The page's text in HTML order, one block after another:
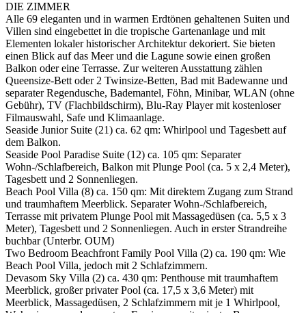
DIE ZIMMER
Alle 69 eleganten und in warmen Erdtönen gehaltenen Suiten und
Villen sind eingebettet in die tropische Gartenanlage und mit
Elementen lokaler historischer Architektur dekoriert. Sie bieten
einen Blick auf das Meer und die Lagune sowie einen großen
Balkon oder eine Terrasse. Zur weiteren Ausstattung zählen
Queensize-Bett oder 2 Twinsize-Betten, Bad mit Badewanne und
separater Regendusche, Bademantel, Föhn, Minibar, WLAN (ohne
Gebühr), TV (Flachbildschirm), Blu-Ray Player mit kostenloser
Filmauswahl, Safe und Klimaanlage.
Seaside Junior Suite (21) ca. 62 qm: Whirlpool und Tagesbett auf
dem Balkon.
Seaside Pool Paradise Suite (12) ca. 105 qm: Separater
Wohn-/Schlafbereich, Balkon mit Plunge Pool (ca. 5 x 2,4 Meter),
Tagesbett und 2 Sonnenliegen.
Beach Pool Villa (8) ca. 150 qm: Mit direktem Zugang zum Strand
und traumhaftem Meerblick. Separater Wohn-/Schlafbereich,
Terrasse mit privatem Plunge Pool mit Massagedüsen (ca. 5,5 x 3
Meter), Tagesbett und 2 Sonnenliegen. Auch in erster Strandreihe
buchbar (Unterbr. OUM)
Two Bedroom Beachfront Family Pool Villa (2) ca. 190 qm: Wie
Beach Pool Villa, jedoch mit 2 Schlafzimmern.
Devasom Sky Villa (2) ca. 430 qm: Penthouse mit traumhaftem
Meerblick, großer privater Pool (ca. 17,5 x 3,6 Meter) mit
Meerblick, Massagedüsen, 2 Schlafzimmern mit je 1 Whirlpool,